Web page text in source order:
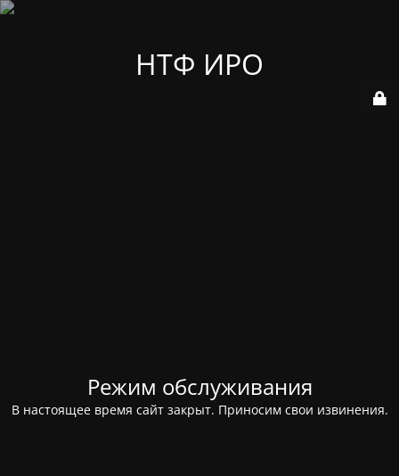
НТФ ИРО
Режим обслуживания
В настоящее время сайт закрыт. Приносим свои извинения.